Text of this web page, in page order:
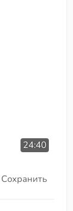
24:40
Сохранить